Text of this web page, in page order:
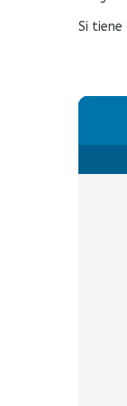
Si tiene